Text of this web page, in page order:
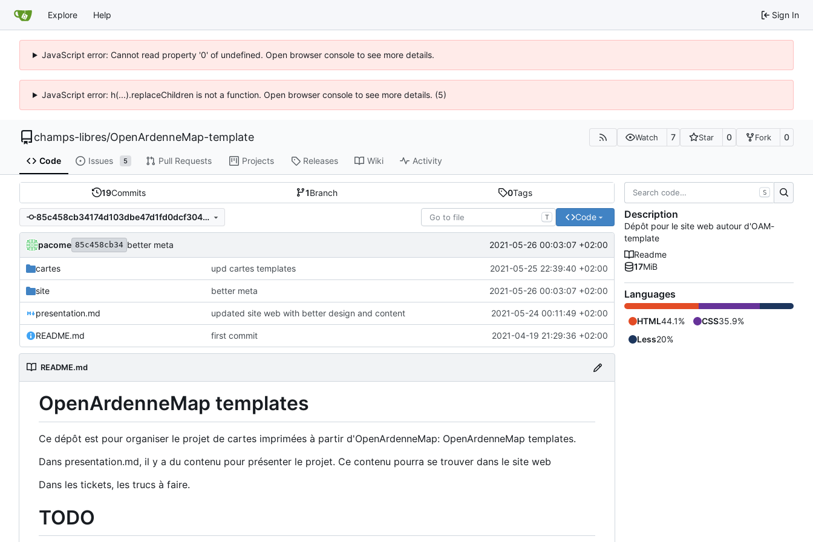
Explore Help Sign In
JavaScript error: Cannot read property '0' of undefined. Open browser console to see more details.
JavaScript error: h(...).replaceChildren is not a function. Open browser console to see more details. (5)
champs-libres/OpenArdenneMap-template Watch 7 Star 0 Fork 0
Code Issues 5 Pull Requests Projects Releases Wiki Activity
19Commits 1Branch 0Tags
85c458cb34174d103dbe47d1fd0dcf304fd9920f T Code
pacome 85c458cb34 better meta 2021-05-26 00:03:07 +02:00
cartes upd cartes templates 2021-05-25 22:39:40 +02:00
site better meta 2021-05-26 00:03:07 +02:00
presentation.md updated site web with better design and content 2021-05-24 00:11:49 +02:00
README.md first commit 2021-04-19 21:29:36 +02:00
README.md
OpenArdenneMap templates
Ce dépôt est pour organiser le projet de cartes imprimées à partir d'OpenArdenneMap: OpenArdenneMap templates.
Dans presentation.md, il y a du contenu pour présenter le projet. Ce contenu pourra se trouver dans le site web
Dans les tickets, les trucs à faire.
TODO
S
Description
Dépôt pour le site web autour d'OAM-
template
Readme
17MiB
Languages
HTML44.1% CSS35.9%
Less20%